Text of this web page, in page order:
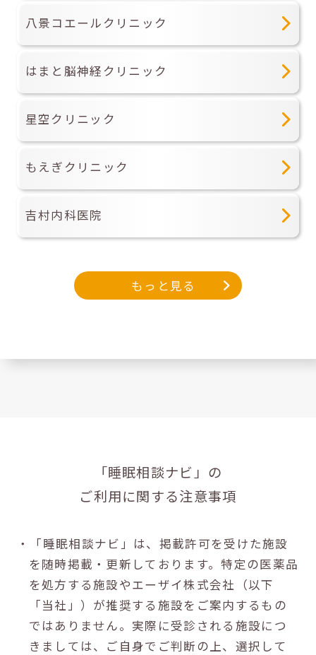
八景コエールクリニック
はまと脳神経クリニック
星空クリニック
もえぎクリニック
吉村内科医院
もっと見る
「睡眠相談ナビ」の
ご利用に関する注意事項
・「睡眠相談ナビ」は、掲載許可を受けた施設
を随時掲載・更新しております。特定の医薬品
を処方する施設やエーザイ株式会社（以下
「当社」）が推奨する施設をご案内するもの
ではありません。実際に受診される施設につ
きましては、ご自身でご判断の上、選択して